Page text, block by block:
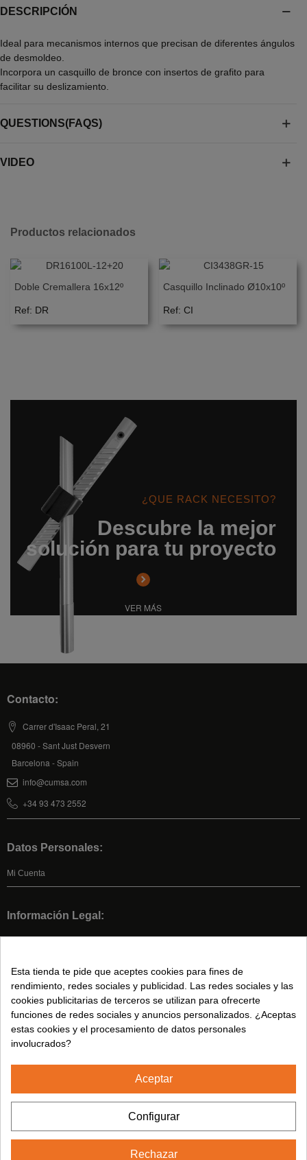
DESCRIPCIÓN
Ideal para mecanismos internos que precisan de diferentes ángulos
de desmoldeo.
Incorpora un casquillo de bronce con insertos de grafito para
facilitar su deslizamiento.
QUESTIONS(FAQS)
VIDEO
Productos relacionados
Doble Cremallera 16x12º
Ref: DR
Casquillo Inclinado Ø10x10º
Ref: CI
¿QUE RACK NECESITO?
Descubre la mejor
solución para tu proyecto
VER MÁS
Contacto:
Carrer d'Isaac Peral, 21
08960 - Sant Just Desvern
Barcelona - Spain
info@cumsa.com
+34 93 473 2552
Datos Personales:
Mi Cuenta
Información Legal:
Política de privacidad
Política de Cookies
Síguenos en:
2024© CUMSA - Todos los derechos reservados
Esta tienda te pide que aceptes cookies para fines de
rendimiento, redes sociales y publicidad. Las redes sociales y las
cookies publicitarias de terceros se utilizan para ofrecerte
funciones de redes sociales y anuncios personalizados. ¿Aceptas
estas cookies y el procesamiento de datos personales
involucrados?
Aceptar
Configurar
Rechazar